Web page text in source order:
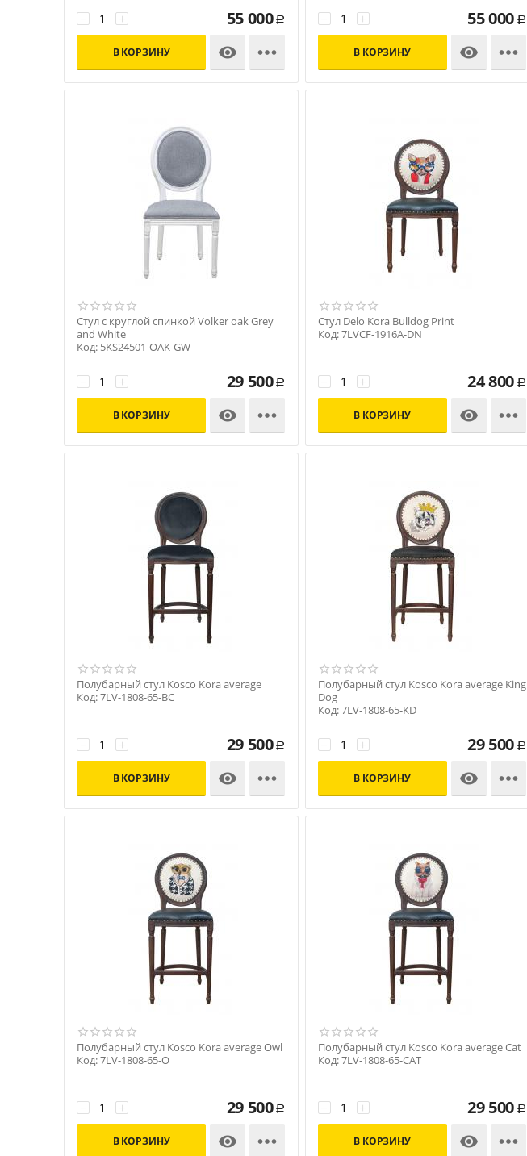
+
− 55 000 Р
В КОРЗИНУ 

+
− 55 000 Р
В КОРЗИНУ 

Стул с круглой спинкой Volker oak Grey
and White
Код: 5KS24501-OAK-GW
+
− 29 500 Р
В КОРЗИНУ 

Стул Delo Kora Bulldog Print
Код: 7LVCF-1916A-DN
+
− 24 800 Р
В КОРЗИНУ 

Полубарный стул Kosco Kora average
Код: 7LV-1808-65-BC
+
− 29 500 Р
В КОРЗИНУ 

Полубарный стул Kosco Kora average King
Dog
Код: 7LV-1808-65-KD
+
− 29 500 Р
В КОРЗИНУ 

Полубарный стул Kosco Kora average Owl
Код: 7LV-1808-65-O
+
− 29 500 Р
В КОРЗИНУ 

Полубарный стул Kosco Kora average Cat
Код: 7LV-1808-65-CAT
+
− 29 500 Р
В КОРЗИНУ 
